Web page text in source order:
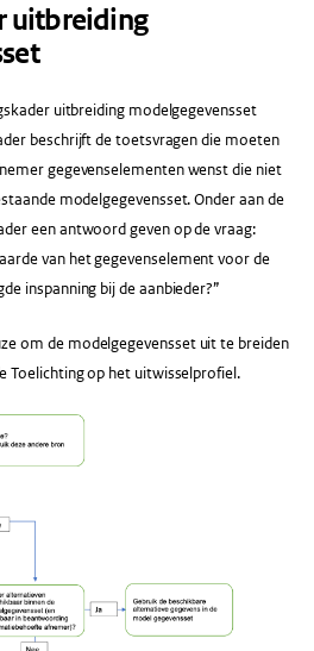
uitbreiding
uitbreiding modelgegevensset
beschrijft de toetsvragen die moeten
gegevenselementen wenst die niet
modelgegevensset. Onder aan de
een antwoord geven op de vraag:
van het gegevenselement voor de
inspanning bij de aanbieder?”
om de modelgegevensset uit te breiden
Toelichting op het uitwisselprofiel.